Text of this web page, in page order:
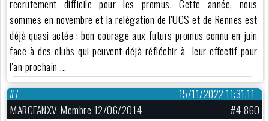
recrutement difficile pour les promus. Cette année, nous
sommes en novembre et la relégation de l'UCS et de Rennes est
déjà quasi actée : bon courage aux futurs promus connu en juin
face à des clubs qui peuvent déjà réfléchir à leur effectif pour
l'an prochain ...
15/11/2022 11:31:11
#7
MARCFANXV Membre 12/06/2014
#4 860